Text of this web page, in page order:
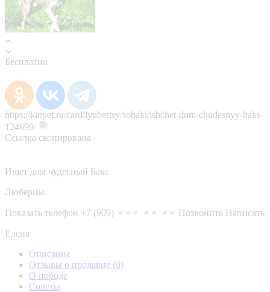
Бесплатно
https://kinpet.ru/card/lyubertsy/sobaki/ishchet-dom-chudesnyy-baks-
124690/
Ссылка скопирована
Ищет дом чудесный Бакс
Люберцы
Показать телефон +7 (909) ⚬⚬⚬ ⚬⚬ ⚬⚬ Позвонить Написать
Елена
Описание
Отзывы о продавце (0)
О породе
Советы